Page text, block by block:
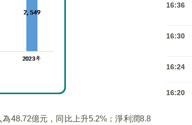
48.72億元，同比上升5.2%；淨利潤8.8
16:36
16:30
16:24
16:20